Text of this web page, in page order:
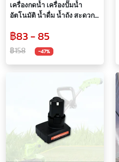
เครื่องกดน้ำ เครื่องปั๊มน้ำ
อัตโนมัติ น้ำดื่ม น้ำถัง สะดวก
ถัง
฿83 - 85
฿158 -47%